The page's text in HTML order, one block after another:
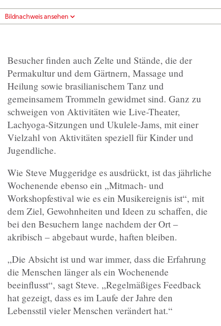
Bildnachweis ansehen
Besucher finden auch Zelte und Stände, die der
Permakultur und dem Gärtnern, Massage und
Heilung sowie brasilianischem Tanz und
gemeinsamem Trommeln gewidmet sind. Ganz zu
schweigen von Aktivitäten wie Live-Theater,
Lachyoga-Sitzungen und Ukulele-Jams, mit einer
Vielzahl von Aktivitäten speziell für Kinder und
Jugendliche.
Wie Steve Muggeridge es ausdrückt, ist das jährliche
Wochenende ebenso ein „Mitmach- und
Workshopfestival wie es ein Musikereignis ist“, mit
dem Ziel, Gewohnheiten und Ideen zu schaffen, die
bei den Besuchern lange nachdem der Ort –
akribisch – abgebaut wurde, haften bleiben.
„Die Absicht ist und war immer, dass die Erfahrung
die Menschen länger als ein Wochenende
beeinflusst“, sagt Steve. „Regelmäßiges Feedback
hat gezeigt, dass es im Laufe der Jahre den
Lebensstil vieler Menschen verändert hat.“